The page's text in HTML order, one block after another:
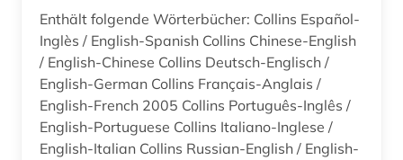
Enthält folgende Wörterbücher: Collins Español-
Inglès / English-Spanish Collins Chinese-English
/ English-Chinese Collins Deutsch-Englisch /
English-German Collins Français-Anglais /
English-French 2005 Collins Português-Inglês /
English-Portuguese Collins Italiano-Inglese /
English-Italian Collins Russian-English / English-